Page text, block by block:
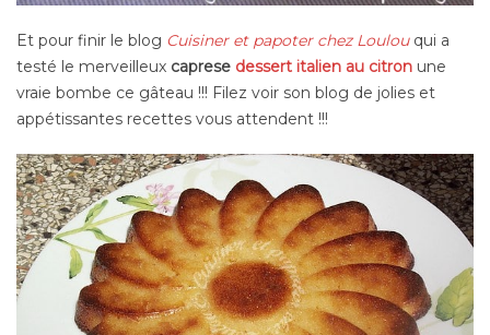
Et pour finir le blog Cuisiner et papoter chez Loulouqui a
testé le merveilleux caprese dessert italien au citron une
vraie bombe ce gâteau !!! Filez voir son blog de jolies et
appétissantes recettes vous attendent !!!